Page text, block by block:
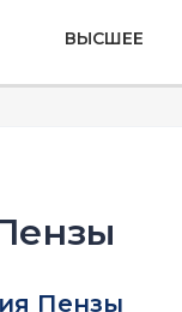
ВЫСШЕЕ
Пензы